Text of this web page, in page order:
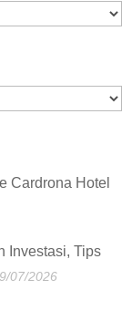
Cardrona Hotel
Investasi, Tips
07/2026